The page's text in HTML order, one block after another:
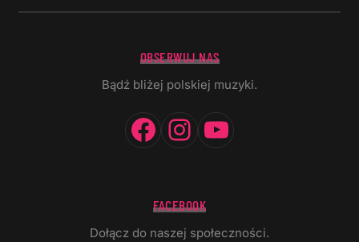
OBSERWUJ NAS
Bądź bliżej polskiej muzyki.
Facebook
Instagram
FACEBOOK
Dołącz do naszej społeczności.